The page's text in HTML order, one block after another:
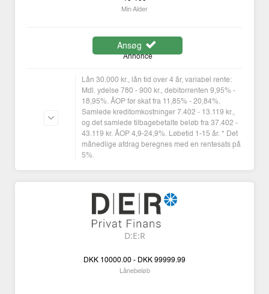
Min Alder
Ansøg
Annonce
Lån 30.000 kr., lån tid over 4 år, variabel rente:
Mdl. ydelse 780 - 900 kr., debitorrenten 9,95% -
18,95%. ÅOP før skat fra 11,85% - 20,84%.
Samlede kreditomkostninger 7.402 - 13.119 kr.,
og det samlede tilbagebetalte beløb fra 37.402 -
43.119 kr. ÅOP 4,9-24,9%. Løbetid 1-15 år. * Det
månedlige afdrag beregnes med en rentesats på
5%.
D:E:R
DKK 10000.00 - DKK 99999.99
Lånebeløb